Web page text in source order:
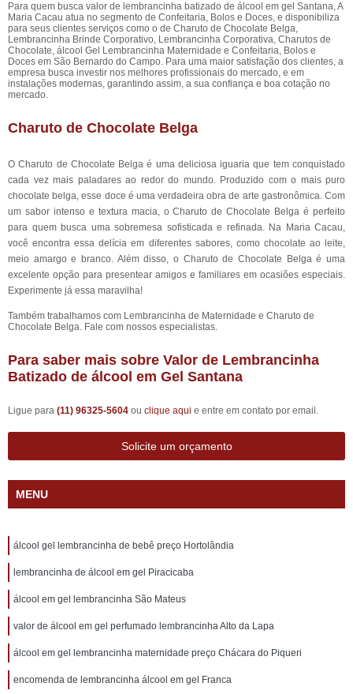
Para quem busca valor de lembrancinha batizado de álcool em gel Santana, A
Maria Cacau atua no segmento de Confeitaria, Bolos e Doces, e disponibiliza
para seus clientes serviços como o de Charuto de Chocolate Belga,
Lembrancinha Brinde Corporativo, Lembrancinha Corporativa, Charutos de
Chocolate, álcool Gel Lembrancinha Maternidade e Confeitaria, Bolos e
Doces em São Bernardo do Campo. Para uma maior satisfação dos clientes, a
empresa busca investir nos melhores profissionais do mercado, e em
instalações modernas, garantindo assim, a sua confiança e boa cotação no
mercado.
Charuto de Chocolate Belga
O Charuto de Chocolate Belga é uma deliciosa iguaria que tem conquistado
cada vez mais paladares ao redor do mundo. Produzido com o mais puro
chocolate belga, esse doce é uma verdadeira obra de arte gastronômica. Com
um sabor intenso e textura macia, o Charuto de Chocolate Belga é perfeito
para quem busca uma sobremesa sofisticada e refinada. Na Maria Cacau,
você encontra essa delícia em diferentes sabores, como chocolate ao leite,
meio amargo e branco. Além disso, o Charuto de Chocolate Belga é uma
excelente opção para presentear amigos e familiares em ocasiões especiais.
Experimente já essa maravilha!
Também trabalhamos com Lembrancinha de Maternidade e Charuto de
Chocolate Belga. Fale com nossos especialistas.
Para saber mais sobre Valor de Lembrancinha
Batizado de álcool em Gel Santana
Ligue para (11) 96325-5604 ou clique aqui e entre em contato por email.
Solicite um orçamento
MENU
álcool gel lembrancinha de bebê preço Hortolândia
lembrancinha de álcool em gel Piracicaba
álcool em gel lembrancinha São Mateus
valor de álcool em gel perfumado lembrancinha Alto da Lapa
álcool em gel lembrancinha maternidade preço Chácara do Piqueri
encomenda de lembrancinha álcool em gel Franca